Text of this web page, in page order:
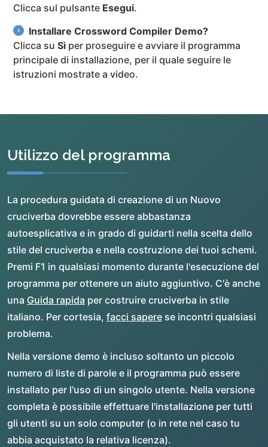
Clicca sul pulsante Esegui.
Installare Crossword Compiler Demo?
Clicca su Sì per proseguire e avviare il programma
principale di installazione, per il quale seguire le
istruzioni mostrate a video.
Utilizzo del programma
La procedura guidata di creazione di un Nuovo
cruciverba dovrebbe essere abbastanza
autoesplicativa e in grado di guidarti nella scelta dello
stile del cruciverba e nella costruzione dei tuoi schemi.
Premi F1 in qualsiasi momento durante l'esecuzione del
programma per ottenere un aiuto aggiuntivo. C'è anche
una Guida rapida per costruire cruciverba in stile
italiano. Per cortesia, facci sapere se incontri qualsiasi
problema.
Nella versione demo è incluso soltanto un piccolo
numero di liste di parole e il programma può essere
installato per l'uso di un singolo utente. Nella versione
completa è possibile effettuare l'installazione per tutti
gli utenti su un solo computer (o in rete nel caso tu
abbia acquistato la relativa licenza).